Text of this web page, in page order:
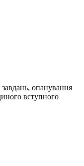
завдань, опанування
вступного